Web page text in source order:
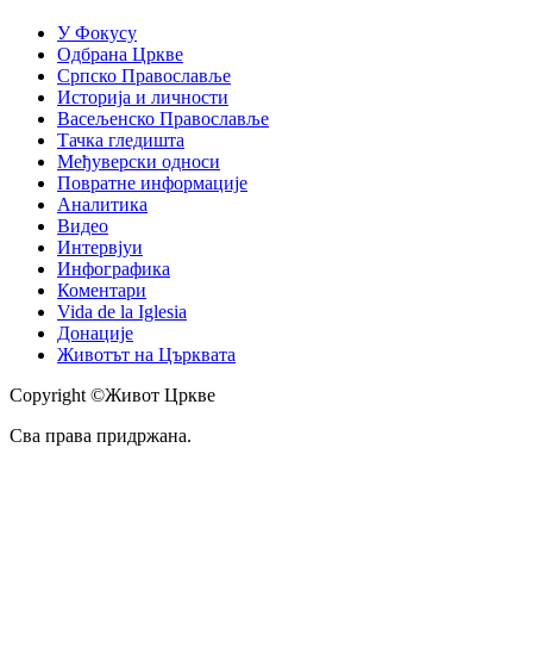
У Фокусу
Одбрана Цркве
Српско Православље
Историја и личности
Васељенско Православље
Тачка гледишта
Међуверски односи
Повратне информације
Аналитика
Видео
Интервјуи
Инфографика
Коментари
Vida de la Iglesia
Донације
Животът на Църквата
Copyright ©Живот Цркве
Сва права придржана.